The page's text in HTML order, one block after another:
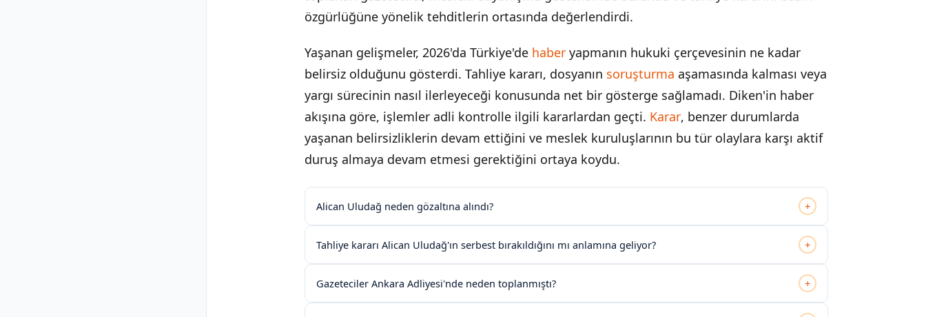
özgürlüğüne yönelik tehditlerin ortasında değerlendirdi.
Yaşanan gelişmeler, 2026'da Türkiye'de haber yapmanın hukuki çerçevesinin ne kadar
belirsiz olduğunu gösterdi. Tahliye kararı, dosyanın soruşturma aşamasında kalması veya
yargı sürecinin nasıl ilerleyeceği konusunda net bir gösterge sağlamadı. Diken'in haber
akışına göre, işlemler adli kontrolle ilgili kararlardan geçti. Karar, benzer durumlarda
yaşanan belirsizliklerin devam ettiğini ve meslek kuruluşlarının bu tür olaylara karşı aktif
duruş almaya devam etmesi gerektiğini ortaya koydu.
Alican Uludağ neden gözaltına alındı? +
Tahliye kararı Alican Uludağ'ın serbest bırakıldığını mı anlamına geliyor? +
Gazeteciler Ankara Adliyesi'nde neden toplanmıştı? +